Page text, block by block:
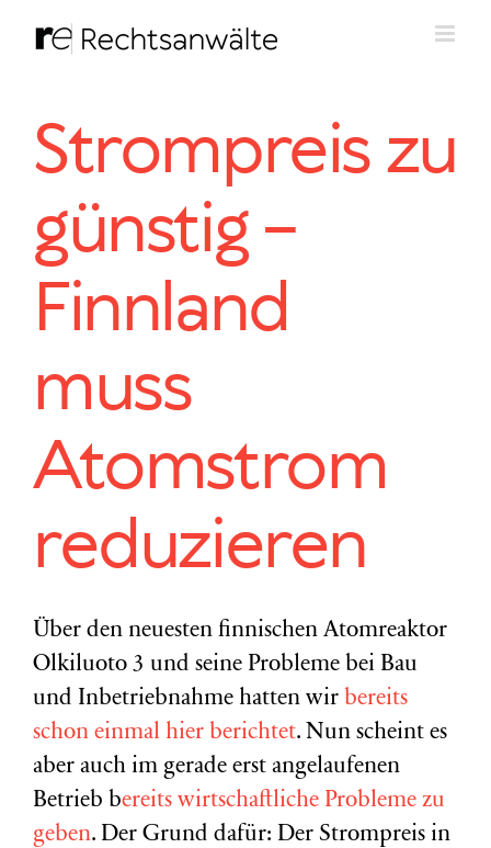
Inhalt
Strompreis zu
günstig –
Finnland
muss
Atomstrom
reduzieren
Über den neuesten finnischen Atomreaktor
Olkiluoto 3 und seine Probleme bei Bau
und Inbetriebnahme hatten wir bereits
schon einmal hier berichtet. Nun scheint es
aber auch im gerade erst angelaufenen
Betrieb bereits wirtschaftliche Probleme zu
geben. Der Grund dafür: Der Strompreis in